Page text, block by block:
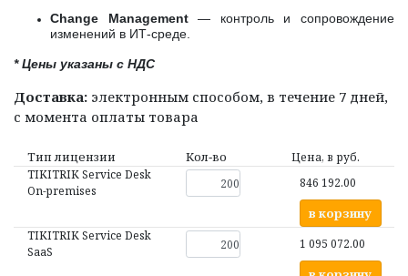
Change Management— контроль и сопровождение
изменений в ИТ-среде.
* Цены указаны с НДС
Доставка: электронным способом, в течение 7 дней,
с момента оплаты товара
Тип лицензии Кол‑во
Цена, в руб.
TIKITRIK Service Desk
On-premises
846 192.00
в корзину
TIKITRIK Service Desk
SaaS
1 095 072.00